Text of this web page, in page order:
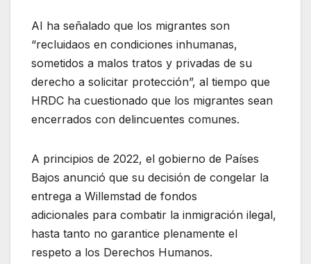
AI ha señalado que los migrantes son
“recluidaos en condiciones inhumanas,
sometidos a malos tratos y privadas de su
derecho a solicitar protección”, al tiempo que
HRDC ha cuestionado que los migrantes sean
encerrados con delincuentes comunes.
A principios de 2022, el gobierno de Países
Bajos anunció que su decisión de congelar la
entrega a Willemstad de fondos
adicionales para combatir la inmigración ilegal,
hasta tanto no garantice plenamente el
respeto a los Derechos Humanos.